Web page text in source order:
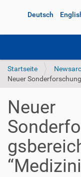
Deutsch
Startseite
Neuer
Neuer